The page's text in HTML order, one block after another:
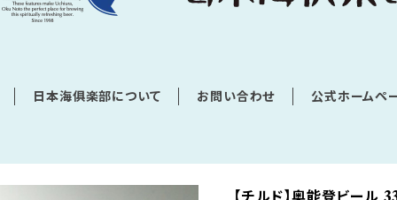
日本海俱楽部について お問い合わせ 公式ホームペ
【チルド】奥能登ビール